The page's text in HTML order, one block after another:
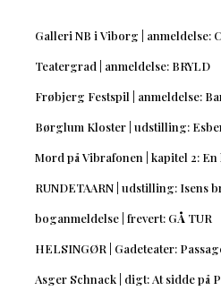
Galleri NB i Viborg | anmeldelse:
Teatergrad | anmeldelse: BRYLD
Frøbjerg Festspil | anmeldelse:
Børglum Kloster | udstilling:
Mord på Vibrafonen | kapitel 2:
RUNDETAARN | udstilling: Isens
boganmeldelse | frevert: GÅ TUR
HELSINGØR | Gadeteater:
Asger Schnack | digt: At sidde på